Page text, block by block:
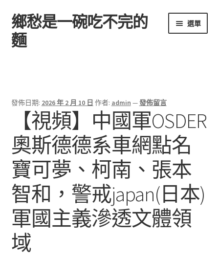
跳
至
導
跳
至
主
鄉愁是一碗吃不完的
麵
選單
發佈日期: 2026 年 2 月 10 日 作者: admin —發佈留言
【視頻】中國軍OSDER
奧斯德德系車網點名
寶可夢、柯南、張本
智和，警戒japan(日本)
軍國主義滲透文體領
域